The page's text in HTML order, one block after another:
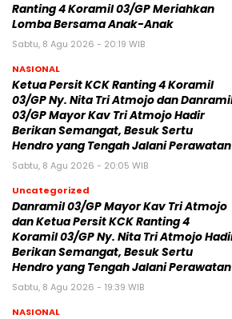
Ranting 4 Koramil 03/GP Meriahkan
Lomba Bersama Anak-Anak
Sabtu, 8 Agu 2026 - 20:19 WIB
NASIONAL
Ketua Persit KCK Ranting 4 Koramil
03/GP Ny. Nita Tri Atmojo dan
03/GP Mayor Kav Tri Atmojo Hadir
Berikan Semangat, Besuk Sertu
Hendro yang Tengah Jalani Perawatan
Sabtu, 8 Agu 2026 - 20:05 WIB
Uncategorized
Danramil 03/GP Mayor Kav Tri Atmojo
dan Ketua Persit KCK Ranting 4
Koramil 03/GP Ny. Nita Tri Atmojo
Berikan Semangat, Besuk Sertu
Hendro yang Tengah Jalani Perawatan
Sabtu, 8 Agu 2026 - 19:39 WIB
NASIONAL